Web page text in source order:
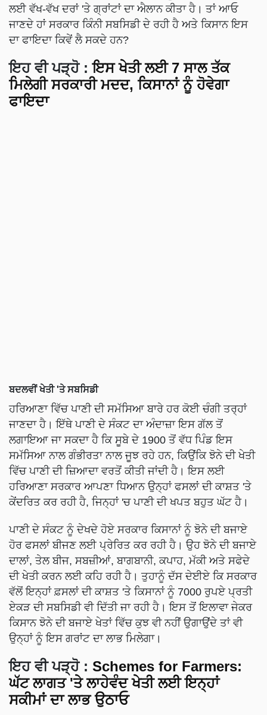
ਲਈ ਵੱਖ-ਵੱਖ ਦਰਾਂ 'ਤੇ ਗ੍ਰਾਂਟਾਂ ਦਾ ਐਲਾਨ ਕੀਤਾ ਹੈ। ਤਾਂ ਆਓ
ਜਾਣਦੇ ਹਾਂ ਸਰਕਾਰ ਕਿੰਨੀ ਸਬਸਿਡੀ ਦੇ ਰਹੀ ਹੈ ਅਤੇ ਕਿਸਾਨ ਇਸ
ਦਾ ਫਾਇਦਾ ਕਿਵੇਂ ਲੈ ਸਕਦੇ ਹਨ?
ਇਹ ਵੀ ਪੜ੍ਹੋ :ਇਸ ਖੇਤੀ ਲਈ 7 ਸਾਲ ਤੱਕ
ਮਿਲੇਗੀ ਸਰਕਾਰੀ ਮਦਦ, ਕਿਸਾਨਾਂ ਨੂੰ ਹੋਵੇਗਾ
ਫਾਇਦਾ
ਬਦਲਵੀਂ ਖੇਤੀ 'ਤੇ ਸਬਸਿਡੀ
ਹਰਿਆਣਾ ਵਿੱਚ ਪਾਣੀ ਦੀ ਸਮੱਸਿਆ ਬਾਰੇ ਹਰ ਕੋਈ ਚੰਗੀ ਤਰ੍ਹਾਂ
ਜਾਣਦਾ ਹੈ। ਇੱਥੇ ਪਾਣੀ ਦੇ ਸੰਕਟ ਦਾ ਅੰਦਾਜ਼ਾ ਇਸ ਗੱਲ ਤੋਂ
ਲਗਾਇਆ ਜਾ ਸਕਦਾ ਹੈ ਕਿ ਸੂਬੇ ਦੇ 1900 ਤੋਂ ਵੱਧ ਪਿੰਡ ਇਸ
ਸਮੱਸਿਆ ਨਾਲ ਗੰਭੀਰਤਾ ਨਾਲ ਜੂਝ ਰਹੇ ਹਨ, ਕਿਉਂਕਿ ਝੋਨੇ ਦੀ ਖੇਤੀ
ਵਿੱਚ ਪਾਣੀ ਦੀ ਜ਼ਿਆਦਾ ਵਰਤੋਂ ਕੀਤੀ ਜਾਂਦੀ ਹੈ। ਇਸ ਲਈ
ਹਰਿਆਣਾ ਸਰਕਾਰ ਆਪਣਾ ਧਿਆਨ ਉਨ੍ਹਾਂ ਫਸਲਾਂ ਦੀ ਕਾਸ਼ਤ 'ਤੇ
ਕੇਂਦਰਿਤ ਕਰ ਰਹੀ ਹੈ, ਜਿਨ੍ਹਾਂ 'ਚ ਪਾਣੀ ਦੀ ਖਪਤ ਬਹੁਤ ਘੱਟ ਹੈ।
ਪਾਣੀ ਦੇ ਸੰਕਟ ਨੂੰ ਦੇਖਦੇ ਹੋਏ ਸਰਕਾਰ ਕਿਸਾਨਾਂ ਨੂੰ ਝੋਨੇ ਦੀ ਬਜਾਏ
ਹੋਰ ਫਸਲਾਂ ਬੀਜਣ ਲਈ ਪ੍ਰੇਰਿਤ ਕਰ ਰਹੀ ਹੈ। ਉਹ ਝੋਨੇ ਦੀ ਬਜਾਏ
ਦਾਲਾਂ, ਤੇਲ ਬੀਜ, ਸਬਜ਼ੀਆਂ, ਬਾਗਬਾਨੀ, ਕਪਾਹ, ਮੱਕੀ ਅਤੇ ਸਫੇਦੇ
ਦੀ ਖੇਤੀ ਕਰਨ ਲਈ ਕਹਿ ਰਹੀ ਹੈ। ਤੁਹਾਨੂੰ ਦੱਸ ਦੇਈਏ ਕਿ ਸਰਕਾਰ
ਵੱਲੋਂ ਇਨ੍ਹਾਂ ਫ਼ਸਲਾਂ ਦੀ ਕਾਸ਼ਤ 'ਤੇ ਕਿਸਾਨਾਂ ਨੂੰ 7000 ਰੁਪਏ ਪ੍ਰਤੀ
ਏਕੜ ਦੀ ਸਬਸਿਡੀ ਵੀ ਦਿੱਤੀ ਜਾ ਰਹੀ ਹੈ। ਇਸ ਤੋਂ ਇਲਾਵਾ ਜੇਕਰ
ਕਿਸਾਨ ਝੋਨੇ ਦੀ ਬਜਾਏ ਖੇਤਾਂ ਵਿੱਚ ਕੁਝ ਵੀ ਨਹੀਂ ਉਗਾਉਂਦੇ ਤਾਂ ਵੀ
ਉਨ੍ਹਾਂ ਨੂੰ ਇਸ ਗਰਾਂਟ ਦਾ ਲਾਭ ਮਿਲੇਗਾ।
ਇਹ ਵੀ ਪੜ੍ਹੋ : Schemes for Farmers:
ਘੱਟ ਲਾਗਤ 'ਤੇ ਲਾਹੇਵੰਦ ਖੇਤੀ ਲਈ ਇਨ੍ਹਾਂ
ਸਕੀਮਾਂ ਦਾ ਲਾਭ ਉਠਾਓ